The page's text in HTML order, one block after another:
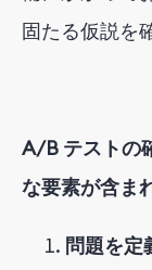
固たる仮説を
A/B テストの
な要素が含ま
問題を定